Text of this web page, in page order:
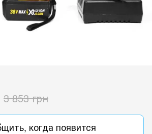
3 853 грн
когда появится